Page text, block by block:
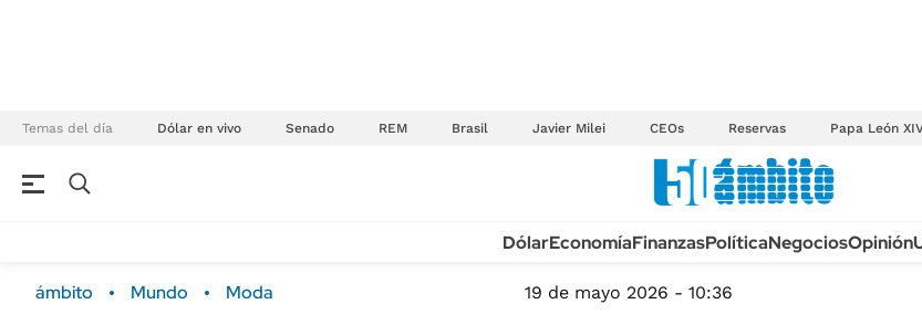
Temas del día Dólar en vivo Senado REM Brasil Javier Milei CEOs Reservas Papa León
TECNOLOGÍA
MÉXICO
DólarEconomíaFinanzasPolíticaNegociosOpinión
ámbito Mundo Moda 19 de mayo 2026 - 10:36